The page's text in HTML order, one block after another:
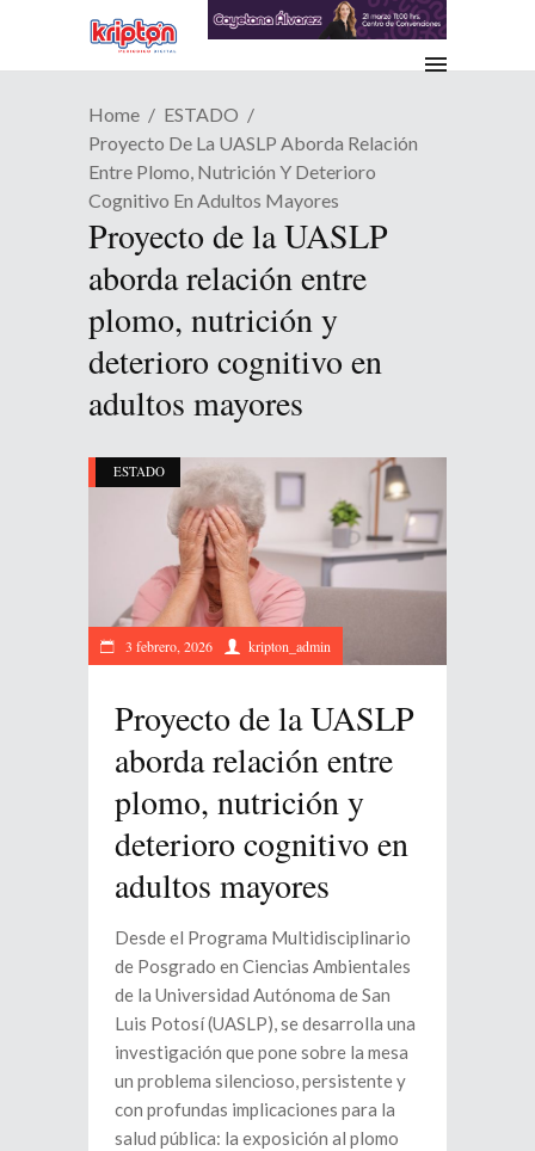
Home
ESTADO
Proyecto De La UASLP Aborda Relación
Entre Plomo, Nutrición Y Deterioro
Cognitivo En Adultos Mayores
Proyecto de la UASLP
aborda relación entre
plomo, nutrición y
deterioro cognitivo en
adultos mayores
ESTADO
3 febrero, 2026 kripton_admin
Proyecto de la UASLP
aborda relación entre
plomo, nutrición y
deterioro cognitivo en
adultos mayores
Desde el Programa Multidisciplinario
de Posgrado en Ciencias Ambientales
de la Universidad Autónoma de San
Luis Potosí (UASLP), se desarrolla una
investigación que pone sobre la mesa
un problema silencioso, persistente y
con profundas implicaciones para la
salud pública: la exposición al plomo